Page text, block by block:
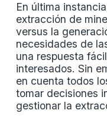
En última
extracción de
versus la
necesidades de
una respuesta
interesados. Sin
en cuenta todos
tomar decisiones
gestionar la